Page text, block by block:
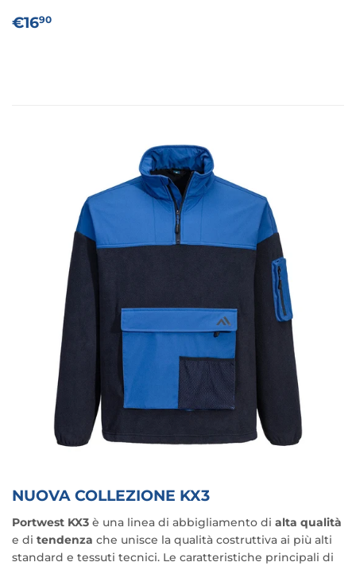
PREZZO
€1690
NUOVA COLLEZIONE KX3
Portwest KX3 è una linea di abbigliamento di alta qualità
e di tendenza che unisce la qualità costruttiva ai più alti
standard e tessuti tecnici. Le caratteristiche principali di